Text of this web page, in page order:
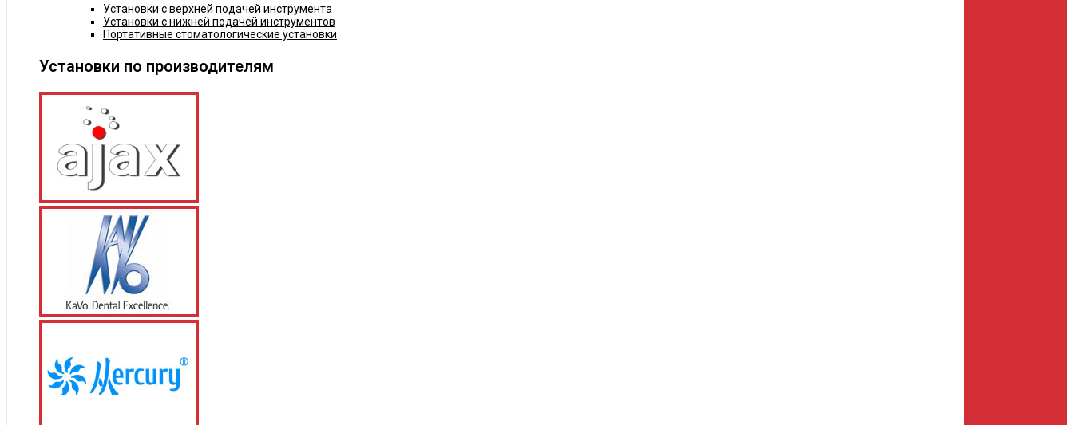
Установки с верхней подачей инструмента
Установки с нижней подачей инструментов
Портативные стоматологические установки
Установки по производителям